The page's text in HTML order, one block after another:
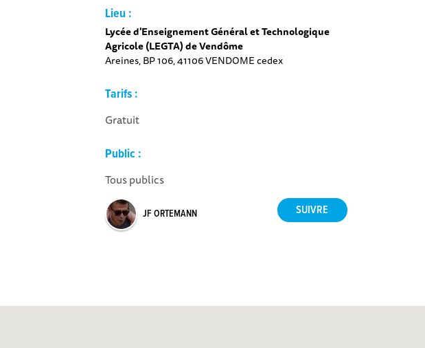
Lieu :
Lycée d'Enseignement Général et Technologique
Agricole (LEGTA) de Vendôme
Areines, BP 106, 41106 VENDOME cedex
Tarifs :
Gratuit
Public :
Tous publics
JF ORTEMANN